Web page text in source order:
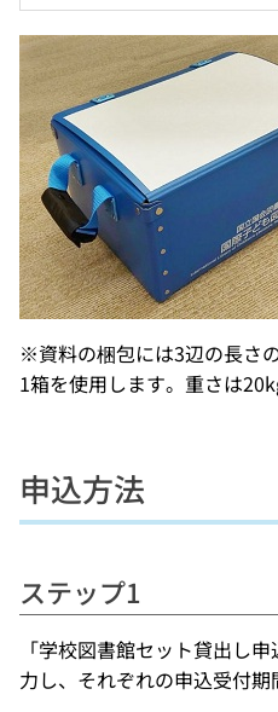
※資料の梱包には3辺の長さ
1箱を使用します。重さは
申込方法
ステップ1
「学校図書館セット貸出し
力し、それぞれの申込受付期